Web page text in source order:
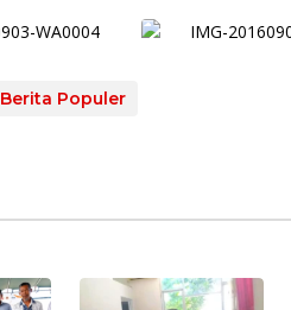
Berita Populer